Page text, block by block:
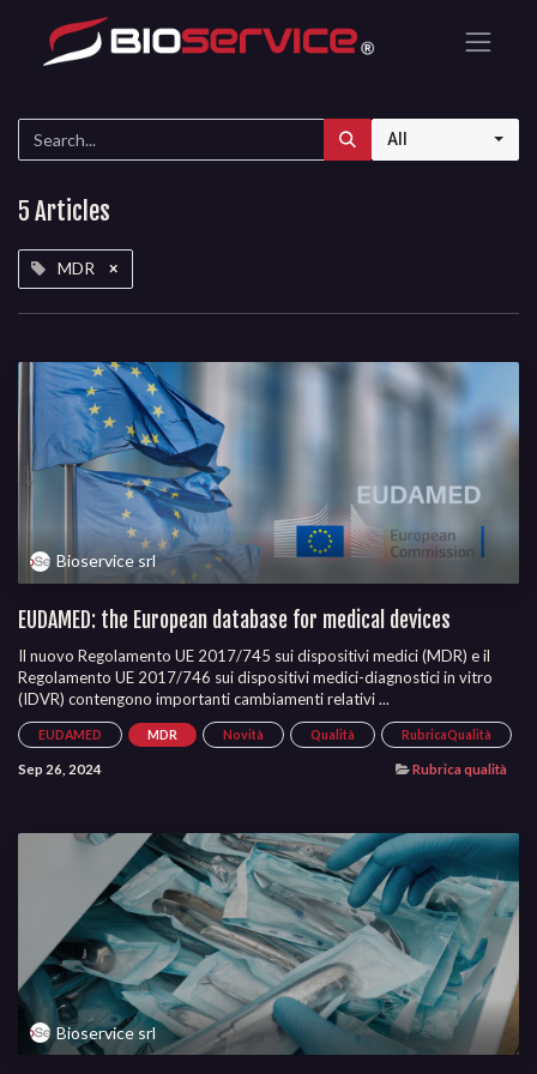
All
5 Articles
MDR ×
Bioservice srl
EUDAMED: the European database for medical devices
Il nuovo Regolamento UE 2017/745 sui dispositivi medici (MDR) e il
Regolamento UE 2017/746 sui dispositivi medici-diagnostici in vitro
(IDVR) contengono importanti cambiamenti relativi ...
EUDAMED MDR Novità Qualità RubricaQualità
Sep 26, 2024 Rubrica qualità
Bioservice srl